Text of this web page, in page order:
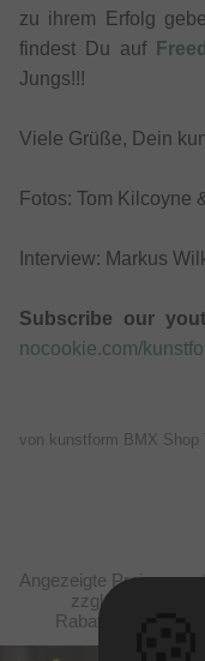
zu ihrem Erfolg
findest Du auf
Jungs!!!
Viele Grüße, Dein
Fotos: Tom Kilcoyne
Interview: Markus
Subscribe our
nocookie.com/
von kunstform BMX Shop
Angezeigte Preise
zzgl.
Rabattierungen)